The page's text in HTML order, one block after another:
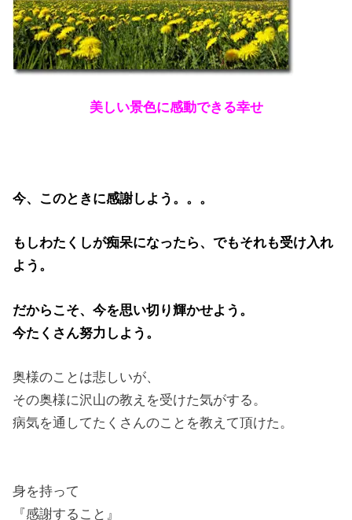
美しい景色に感動できる幸せ
今、このときに感謝しよう。。。
もしわたくしが痴呆になったら、でもそれも受け入れ
よう。
だからこそ、今を思い切り輝かせよう。
今たくさん努力しよう。
奥様のことは悲しいが、
その奥様に沢山の教えを受けた気がする。
病気を通してたくさんのことを教えて頂けた。
身を持って
『感謝すること』